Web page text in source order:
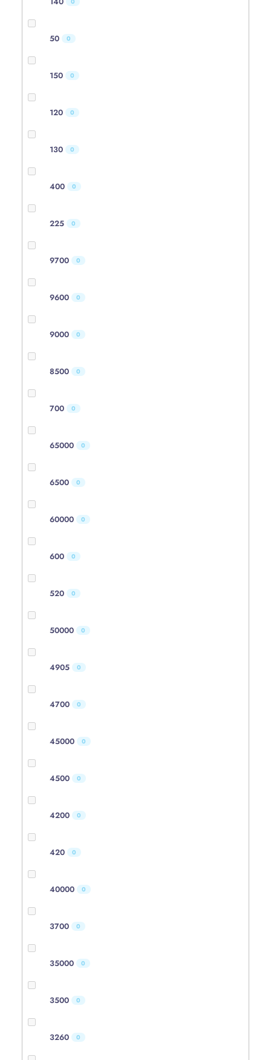
50 0
150 0
120 0
130 0
400 0
225 0
9700 0
9600 0
9000 0
8500 0
700 0
65000 0
6500 0
60000 0
600 0
520 0
50000 0
4905 0
4700 0
45000 0
4500 0
4200 0
420 0
40000 0
3700 0
35000 0
3500 0
3260 0